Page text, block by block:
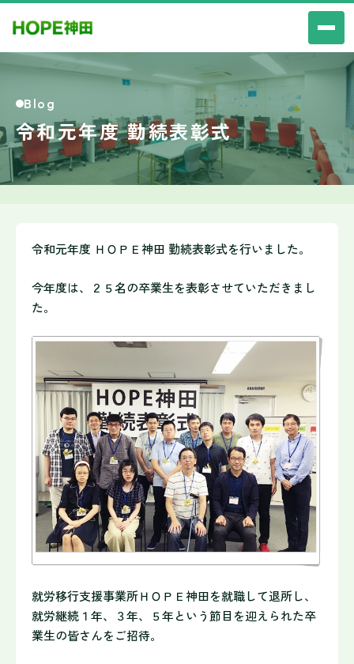
Blog
令和元年度 勤続表彰式
令和元年度 ＨＯＰＥ神田 勤続表彰式を行いました。
今年度は、２５名の卒業生を表彰させていただきまし
た。
就労移行支援事業所ＨＯＰＥ神田を就職して退所し、
就労継続１年、３年、５年という節目を迎えられた卒
業生の皆さんをご招待。